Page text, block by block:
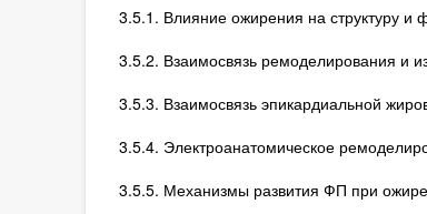
3.5.1. Влияние ожирения на структуру и
3.5.2. Взаимосвязь ремоделирования и
3.5.3. Взаимосвязь эпикардиальной
3.5.4. Электроанатомическое
3.5.5. Механизмы развития ФП при